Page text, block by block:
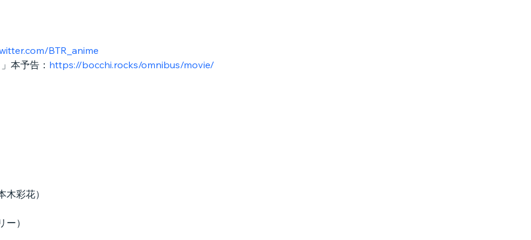
BTR_anime
本予告： https://bocchi.rocks/omnibus/movie/
彩花）
）